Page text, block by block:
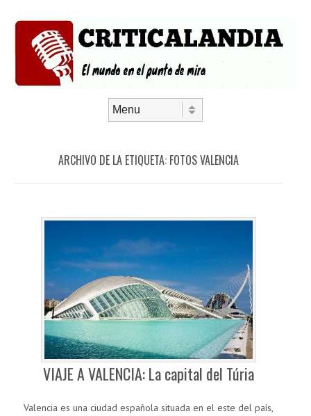
ARCHIVO DE LA ETIQUETA: FOTOS VALENCIA
VIAJE A VALENCIA: La capital del Túria
Valencia es una ciudad española situada en el este del país,